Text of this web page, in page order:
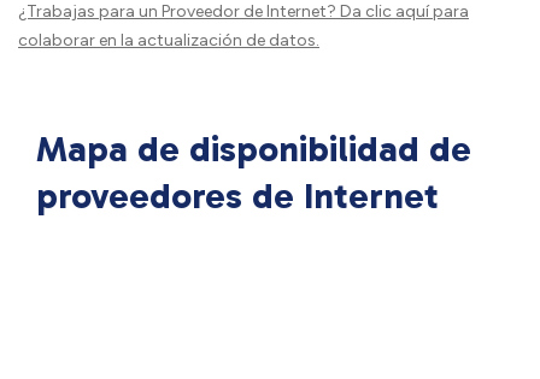
¿Trabajas para un Proveedor de Internet? Da clic aquípara
colaborar en la actualización de datos.
Mapa de disponibilidad de
proveedores de Internet